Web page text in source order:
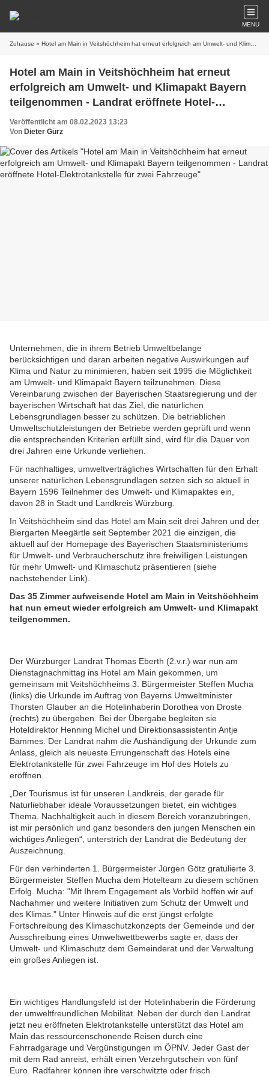
MENU
Zuhause » Hotel am Main in Veitshöchheim hat erneut erfolgreich am Umwelt- und Klimapakt Bayern teilgenommen - Landrat eröffnete Hotel-Elektrotankstelle für zwei Fahrzeuge
Hotel am Main in Veitshöchheim hat erneut
erfolgreich am Umwelt- und Klimapakt Bayern
teilgenommen - Landrat eröffnete Hotel-
Elektrotankstelle für zwei Fahrzeuge
Veröffentlicht am 08.02.2023 13:23
Von Dieter Gürz
Unternehmen, die in ihrem Betrieb Umweltbelange
berücksichtigen und daran arbeiten negative Auswirkungen auf
Klima und Natur zu minimieren, haben seit 1995 die Möglichkeit
am Umwelt- und Klimapakt Bayern teilzunehmen. Diese
Vereinbarung zwischen der Bayerischen Staatsregierung und der
bayerischen Wirtschaft hat das Ziel, die natürlichen
Lebensgrundlagen besser zu schützen. Die betrieblichen
Umweltschutzleistungen der Betriebe werden geprüft und wenn
die entsprechenden Kriterien erfüllt sind, wird für die Dauer von
drei Jahren eine Urkunde verliehen.
Für nachhaltiges, umweltverträgliches Wirtschaften für den Erhalt
unserer natürlichen Lebensgrundlagen setzen sich so aktuell in
Bayern 1596 Teilnehmer des Umwelt- und Klimapaktes ein,
davon 28 in Stadt und Landkreis Würzburg.
In Veitshöchheim sind das Hotel am Main seit drei Jahren und der
Biergarten Meegärtle seit September 2021 die einzigen, die
aktuell auf der Homepage des Bayerischen Staatsministeriums
für Umwelt- und Verbraucherschutz ihre freiwilligen Leistungen
für mehr Umwelt- und Klimaschutz präsentieren (siehe
nachstehender Link).
Das 35 Zimmer aufweisende Hotel am Main in Veitshöchheim
hat nun erneut wieder erfolgreich am Umwelt- und Klimapakt
teilgenommen.
Der Würzburger Landrat Thomas Eberth (2.v.r.) war nun am
Dienstagnachmittag ins Hotel am Main gekommen, um
gemeinsam mit Veitshöchheims 3. Bürgermeister Steffen Mucha
(links) die Urkunde im Auftrag von Bayerns Umweltminister
Thorsten Glauber an die Hotelinhaberin Dorothea von Droste
(rechts) zu übergeben. Bei der Übergabe begleiten sie
Hoteldirektor Henning Michel und Direktionsassistentin Antje
Bammes. Der Landrat nahm die Aushändigung der Urkunde zum
Anlass, gleich als neueste Errungenschaft des Hotels eine
Elektrotankstelle für zwei Fahrzeuge im Hof des Hotels zu
eröffnen.
„Der Tourismus ist für unseren Landkreis, der gerade für
Naturliebhaber ideale Voraussetzungen bietet, ein wichtiges
Thema. Nachhaltigkeit auch in diesem Bereich voranzubringen,
ist mir persönlich und ganz besonders den jungen Menschen ein
wichtiges Anliegen“, unterstrich der Landrat die Bedeutung der
Auszeichnung.
Für den verhinderten 1. Bürgermeister Jürgen Götz gratulierte 3.
Bürgermeister Steffen Mucha dem Hotelteam zu diesem schönen
Erfolg. Mucha: "Mit Ihrem Engagement als Vorbild hoffen wir auf
Nachahmer und weitere Initiativen zum Schutz der Umwelt und
des Klimas." Unter Hinweis auf die erst jüngst erfolgte
Fortschreibung des Klimaschutzkonzepts der Gemeinde und der
Ausschreibung eines Umweltwettbewerbs sagte er, dass der
Umwelt- und Klimaschutz dem Gemeinderat und der Verwaltung
ein großes Anliegen ist.
Ein wichtiges Handlungsfeld ist der Hotelinhaberin die Förderung
der umweltfreundlichen Mobilität. Neben der durch den Landrat
jetzt neu eröffneten Elektrotankstelle unterstützt das Hotel am
Main das ressourcenschonende Reisen durch eine
Fahrradgarage und Vergünstigungen im ÖPNV. Jeder Gast der
mit dem Rad anreist, erhält einen Verzehrgutschein von fünf
Euro. Radfahrer können ihre verschwitzte oder frisch